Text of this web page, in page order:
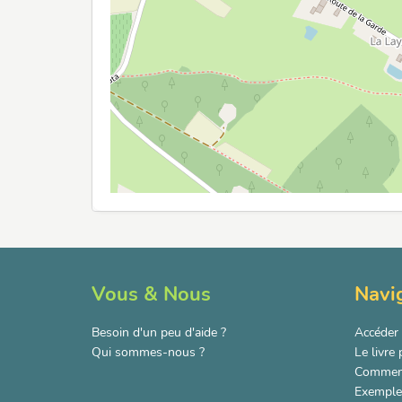
Vous & Nous
Besoin d'un peu d'aide ?
Qui sommes-nous ?
Le livre